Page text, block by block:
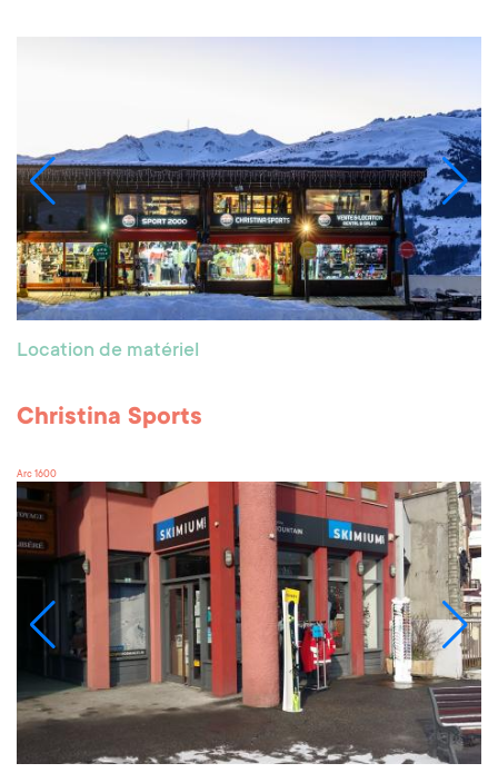
Location de matériel
Christina Sports
Arc 1600